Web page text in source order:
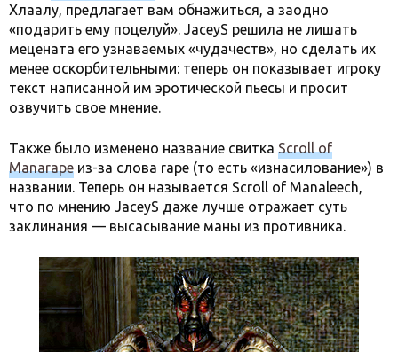
Хлаалу, предлагает вам обнажиться, а заодно
«подарить ему поцелуй». JaceyS решила не лишать
мецената его узнаваемых «чудачеств», но сделать их
менее оскорбительными: теперь он показывает игроку
текст написанной им эротической пьесы и просит
озвучить свое мнение.
Также было изменено название свитка Scroll of
Manarape из-за слова rape (то есть «изнасилование») в
названии. Теперь он называется Scroll of Manaleech,
что по мнению JaceyS даже лучше отражает суть
заклинания — высасывание маны из противника.